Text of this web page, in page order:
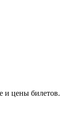
и цены билетов.